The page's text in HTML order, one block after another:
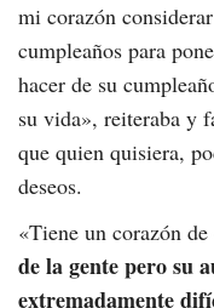
mi corazón
cumpleaños para
hacer de su
su vida», reiteraba y
que quien quisiera,
deseos.
«Tiene un corazón
de la gente pero su
extremadamente